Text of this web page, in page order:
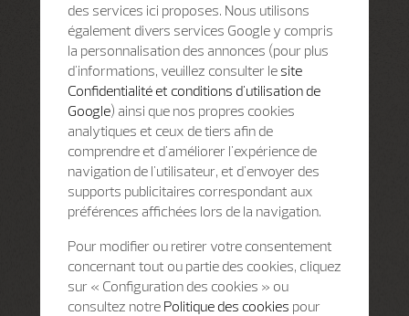
des services ici proposes. Nous utilisons
également divers services Google y compris
la personnalisation des annonces (pour plus
d'informations, veuillez consulter le site
Confidentialité et conditions d'utilisation de
Google) ainsi que nos propres cookies
analytiques et ceux de tiers afin de
comprendre et d'améliorer l'expérience de
navigation de l'utilisateur, et d'envoyer des
supports publicitaires correspondant aux
préférences affichées lors de la navigation.
Pour modifier ou retirer votre consentement
concernant tout ou partie des cookies, cliquez
sur « Configuration des cookies » ou
consultez notre Politique des cookies pour